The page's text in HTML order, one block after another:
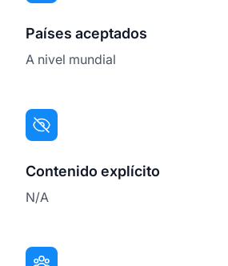
Países aceptados
A nivel mundial
Contenido explícito
N/A